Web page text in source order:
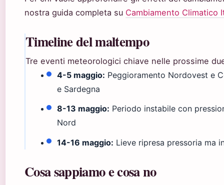
nostra guida completa su Cambiamento Climatico
Timeline del maltempo
Tre eventi meteorologici chiave nelle prossime
4-5 maggio: Peggioramento Nordovest e
e Sardegna
8-13 maggio: Periodo instabile con
Nord
14-16 maggio: Lieve ripresa pressoria ma
Cosa sappiamo e cosa no